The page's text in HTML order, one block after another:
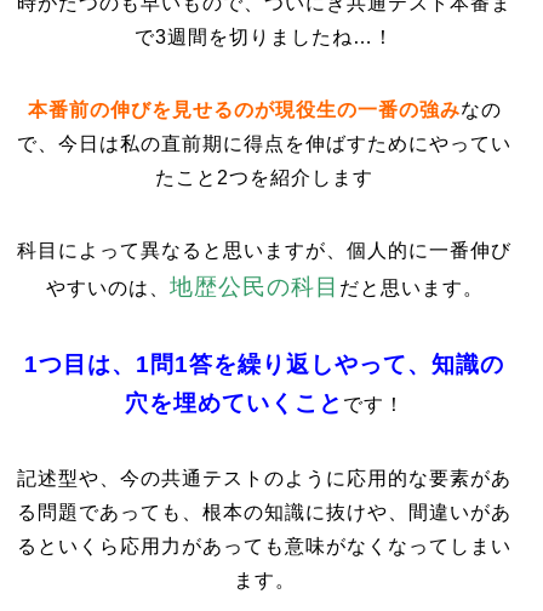
で3週間を切りましたね…！
本番前の伸びを見せるのが現役生の一番の強みなの
で、今日は私の直前期に得点を伸ばすためにやってい
たこと2つを紹介します
科目によって異なると思いますが、個人的に一番伸び
やすいのは、 地歴公民の科目 だと思います。
1つ目は、1問1答を繰り返しやって、知識の
穴を埋めていくこと です！
記述型や、今の共通テストのように応用的な要素があ
る問題であっても、根本の知識に抜けや、間違いがあ
るといくら応用力があっても意味がなくなってしまい
ます。